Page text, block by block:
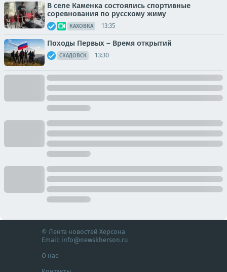
В селе Каменка состоялись спортивные
соревнования по русскому жиму
КАХОВКА 13:35
Походы Первых – Время открытий
СКАДОВСК 13:30
© Лента новостей Херсона
Email: info@newskherson.ru
О нас